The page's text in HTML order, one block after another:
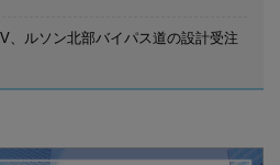
、ルソン北部バイパス道の設計受注